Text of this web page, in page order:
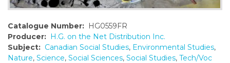
Catalogue Number: HG0559FR
Producer: H.G. on the Net Distribution Inc.
Subject: Canadian Social Studies, Environmental Studies,
Nature, Science, Social Sciences, Social Studies, Tech/Voc